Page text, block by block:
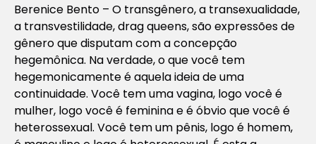
Berenice Bento – O transgênero, a transexualidade,
a transvestilidade, drag queens, são expressões de
gênero que disputam com a concepção
hegemônica. Na verdade, o que você tem
hegemonicamente é aquela ideia de uma
continuidade. Você tem uma vagina, logo você é
mulher, logo você é feminina e é óbvio que você é
heterossexual. Você tem um pênis, logo é homem,